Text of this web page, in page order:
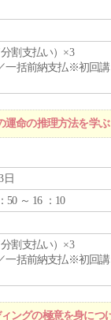
分割支払い）×3
一括前納支払※初回講
命の推理方法を学ぶ
日
50 ～ 16 ：10
分割支払い）×3
一括前納支払※初回講
ングの極意を身につ